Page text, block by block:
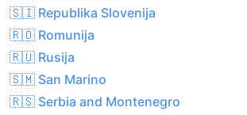
🇸🇮 Republika Slovenija
🇷🇴 Romunija
🇷🇺 Rusija
🇸🇲 San Marino
🇷🇸 Serbia and Montenegro